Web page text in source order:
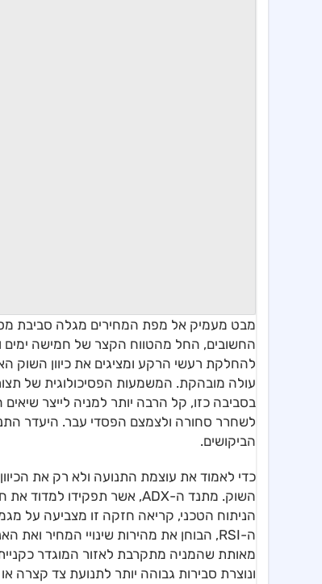
מבט מעמיק אל מפת המחירים מגלה סביבת
החשובים, החל מהטווח הקצר של חמישה ימים
להחלקת רעשי הרקע ומציגים את כיוון השוק
עולה מובהקת. המשמעות הפסיכולוגית של
בסביבה כזו, קל הרבה יותר למניה לייצר
לשחרר סחורה ולצמצם הפסדי עבר. היעדר
הביקושים.
כדי לאמוד את עוצמת התנועה ולא רק את
הניתוח הטכני, קריאה חזקה זו מצביעה על
מאותת שהמניה מתקרבת לאזור המוגדר
ונוצרת סבירות גבוהה יותר לתנועת צד